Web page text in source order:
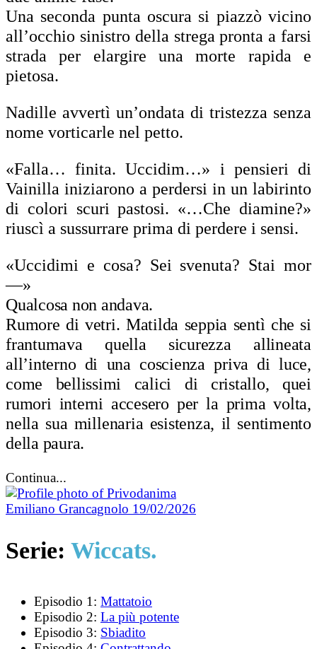
Una seconda punta oscura si piazzò vicino
all’occhio sinistro della strega pronta a farsi
strada per elargire una morte rapida e
pietosa.
Nadille avvertì un’ondata di tristezza senza
nome vorticarle nel petto.
«Falla… finita. Uccidim…» i pensieri di
Vainilla iniziarono a perdersi in un labirinto
di colori scuri pastosi. «…Che diamine?»
riuscì a sussurrare prima di perdere i sensi.
«Uccidimi e cosa? Sei svenuta? Stai mor
—»
Qualcosa non andava.
Rumore di vetri. Matilda seppia sentì che si
frantumava quella sicurezza allineata
all’interno di una coscienza priva di luce,
come bellissimi calici di cristallo, quei
rumori interni accesero per la prima volta,
nella sua millenaria esistenza, il sentimento
della paura.
Continua...
Emiliano Grancagnolo 19/02/2026
Serie: Wiccats.
Episodio 1: Mattatoio
Episodio 2: La più potente
Episodio 3: Sbiadito